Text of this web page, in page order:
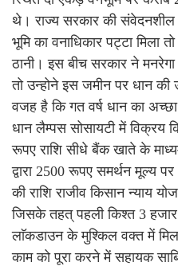
थे। राज्य सरकार की
भूमि का वनाधिकार पट्टा मिला
ठानी। इस बीच सरकार ने
तो उन्होने इस जमीन पर धान
वजह है कि गत वर्ष धान का
धान लैम्पस सोसायटी में विक्रय
रूपए राशि सीधे बैंक खाते के
द्वारा 2500 रूपए समर्थन मूल्य
की राशि राजीव किसान न्याय
जिसके तहत् पहली किश्त 3
लाॅकडाउन के मुश्किल वक्त में
काम को पूरा करने में सहायक